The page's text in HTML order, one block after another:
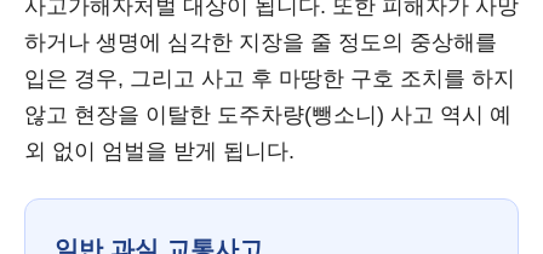
사고가해자처벌 대상이 됩니다. 또한 피해자가 사망
하거나 생명에 심각한 지장을 줄 정도의 중상해를
입은 경우, 그리고 사고 후 마땅한 구호 조치를 하지
않고 현장을 이탈한 도주차량(뺑소니) 사고 역시 예
외 없이 엄벌을 받게 됩니다.